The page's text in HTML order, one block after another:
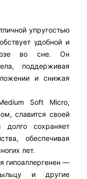
упругостью
удобной и
позе во сне. Он
поддерживая
и снижая
Soft Micro,
славится своей
долго сохраняет
обеспечивая
лет.
гипоаллергенен —
и другие